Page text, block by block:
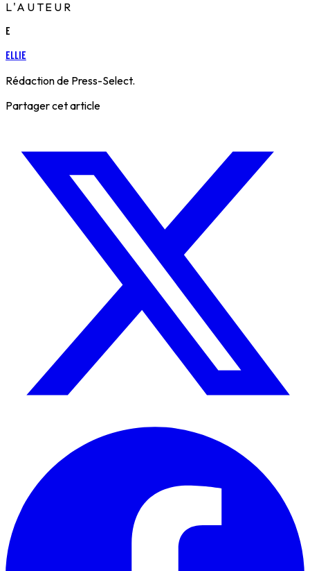
L'AUTEUR
E
Ellie
Rédaction de Press-Select.
Partager cet article